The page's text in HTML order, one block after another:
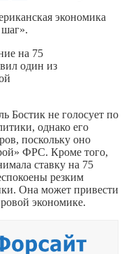
экономика
на 75
один из
Бостик не голосует по
однако его
поскольку оно
ФРС. Кроме того,
ставку на 75
резким
Она может привести
экономике.